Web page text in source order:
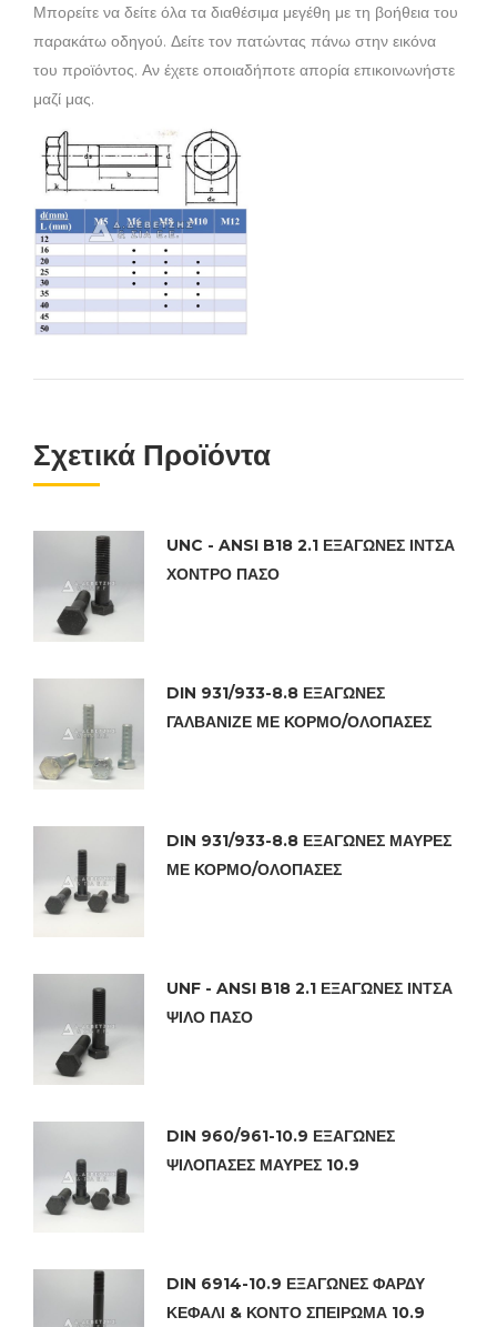
Μπορείτε να δείτε όλα τα διαθέσιμα μεγέθη με τη βοήθεια του
παρακάτω οδηγού. Δείτε τον πατώντας πάνω στην εικόνα
του προϊόντος. Αν έχετε οποιαδήποτε απορία επικοινωνήστε
μαζί μας.
Σχετικά Προϊόντα
UNC - ANSI B18 2.1 ΕΞΑΓΩΝΕΣ ΙΝΤΣΑ
ΧΟΝΤΡΟ ΠΑΣΟ
DIN 931/933-8.8 ΕΞΑΓΩΝΕΣ
ΓΑΛΒΑΝΙΖΕ ΜΕ ΚΟΡΜΟ/ΟΛΟΠΑΣΕΣ
DIN 931/933-8.8 ΕΞΑΓΩΝΕΣ ΜΑΥΡΕΣ
ΜΕ ΚΟΡΜΟ/ΟΛΟΠΑΣΕΣ
UNF - ANSI B18 2.1 ΕΞΑΓΩΝΕΣ ΙΝΤΣΑ
ΨΙΛΟ ΠΑΣΟ
DIN 960/961-10.9 ΕΞΑΓΩΝΕΣ
ΨΙΛΟΠΑΣΕΣ ΜΑΥΡΕΣ 10.9
DIN 6914-10.9 ΕΞΑΓΩΝΕΣ ΦΑΡΔΥ
ΚΕΦΑΛΙ & ΚΟΝΤΟ ΣΠΕΙΡΩΜΑ 10.9